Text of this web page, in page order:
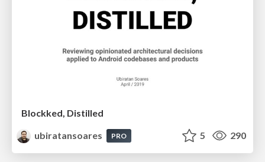
Blockked, Distilled
ubiratansoares
PRO 5 290